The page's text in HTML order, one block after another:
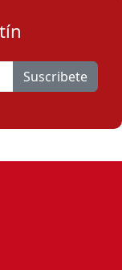
Suscribete